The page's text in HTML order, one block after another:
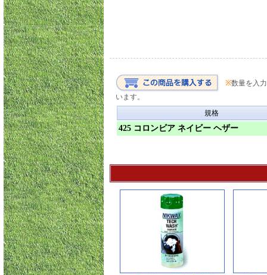
※数量を入
います。
規格
425 コロンビア ネイビー ヘザー